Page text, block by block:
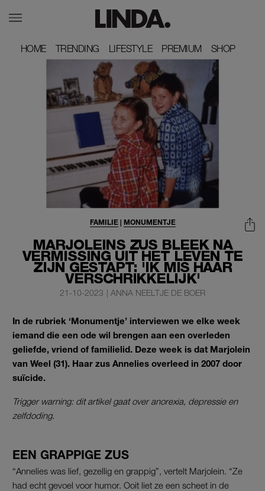
HOME
HOME TRENDING
TRENDING LIFESTYLE
LIFESTYLE PREMIUM
PREMIUM SHOP
SHOP
MARJOLEINS ZUS BLEEK NA
VERMISSING UIT HET LEVEN TE
ZIJN GESTAPT: 'IK MIS HAAR
VERSCHRIKKELIJK'
FAMILIE| MONUMENTJE
21-10-2023 | ANNA NEELTJE DE BOER
In de rubriek ‘Monumentje’ interviewen we elke week
iemand die een ode wil brengen aan een overleden
geliefde, vriend of familielid. Deze week is dat Marjolein
van Weel (31). Haar zus Annelies overleed in 2007 door
suïcide.
Trigger warning: dit artikel gaat over anorexia, depressie en
zelfdoding.
EEN GRAPPIGE ZUS
“Annelies was lief, gezellig en grappig”, vertelt Marjolein. “Ze
had echt gevoel voor humor. Ooit liet ze een scheet in de